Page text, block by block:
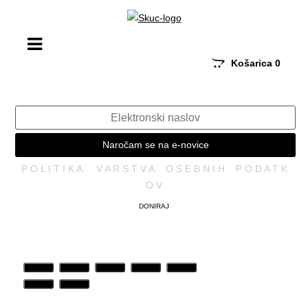
Košarica 0
Naročam se na e-novice
P O L I T I K A V A R S T V A O S E B N I H P O D A T K
O V
DONIRAJ